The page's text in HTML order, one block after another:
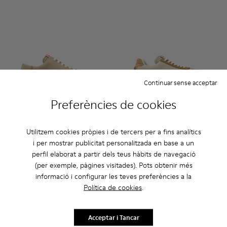
Preferències de cookies
Utilitzem cookies pròpies i de tercers per a fins analítics
i per mostrar publicitat personalitzada en base a un
perfil elaborat a partir dels teus hàbits de navegació
(per exemple, pàgines visitades). Pots obtenir més
informació i configurar les teves preferències a la
Política de cookies.
Continuar sense acceptar
Acceptar i Tancar
Peu Touring - K200877-057 - Sabatilles esportives de
Peu Touring - K200877-056
Peu Touring - K200877-051
Peu Touring - K200877-038
Peu Touring - K200877-031
Peu Touring - K200877-
Peu Touring
Drift Trail - K201586-022 -
Drift Trail - K201586-
Drift Trail -
Drift
Drift Trail
119 €
170 € -30%
Afegir